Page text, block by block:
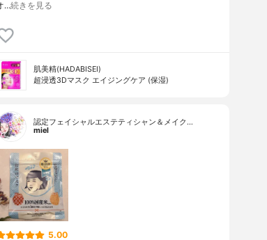
…続きを見る
肌美精(HADABISEI)
超浸透3Dマスク エイジングケア (保湿)
認定フェイシャルエステティシャン＆メイク…
miel
5.00